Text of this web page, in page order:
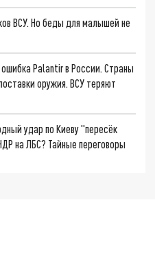
ВСУ. Но беды для малышей не
Palantir в России. Страны
оружия. ВСУ теряют
удар по Киеву "пересёк
на ЛБС? Тайные переговоры